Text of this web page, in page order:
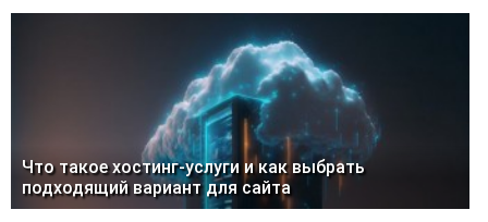
Что такое хостинг-услуги и как выбрать
подходящий вариант для сайта